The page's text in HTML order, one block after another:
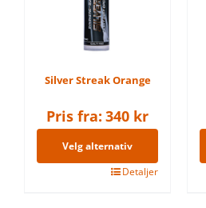
kan
velges
på
produktsiden
Silver Streak Orange
Pris fra: 340 kr
Velg alternativ
DetteDetaljer